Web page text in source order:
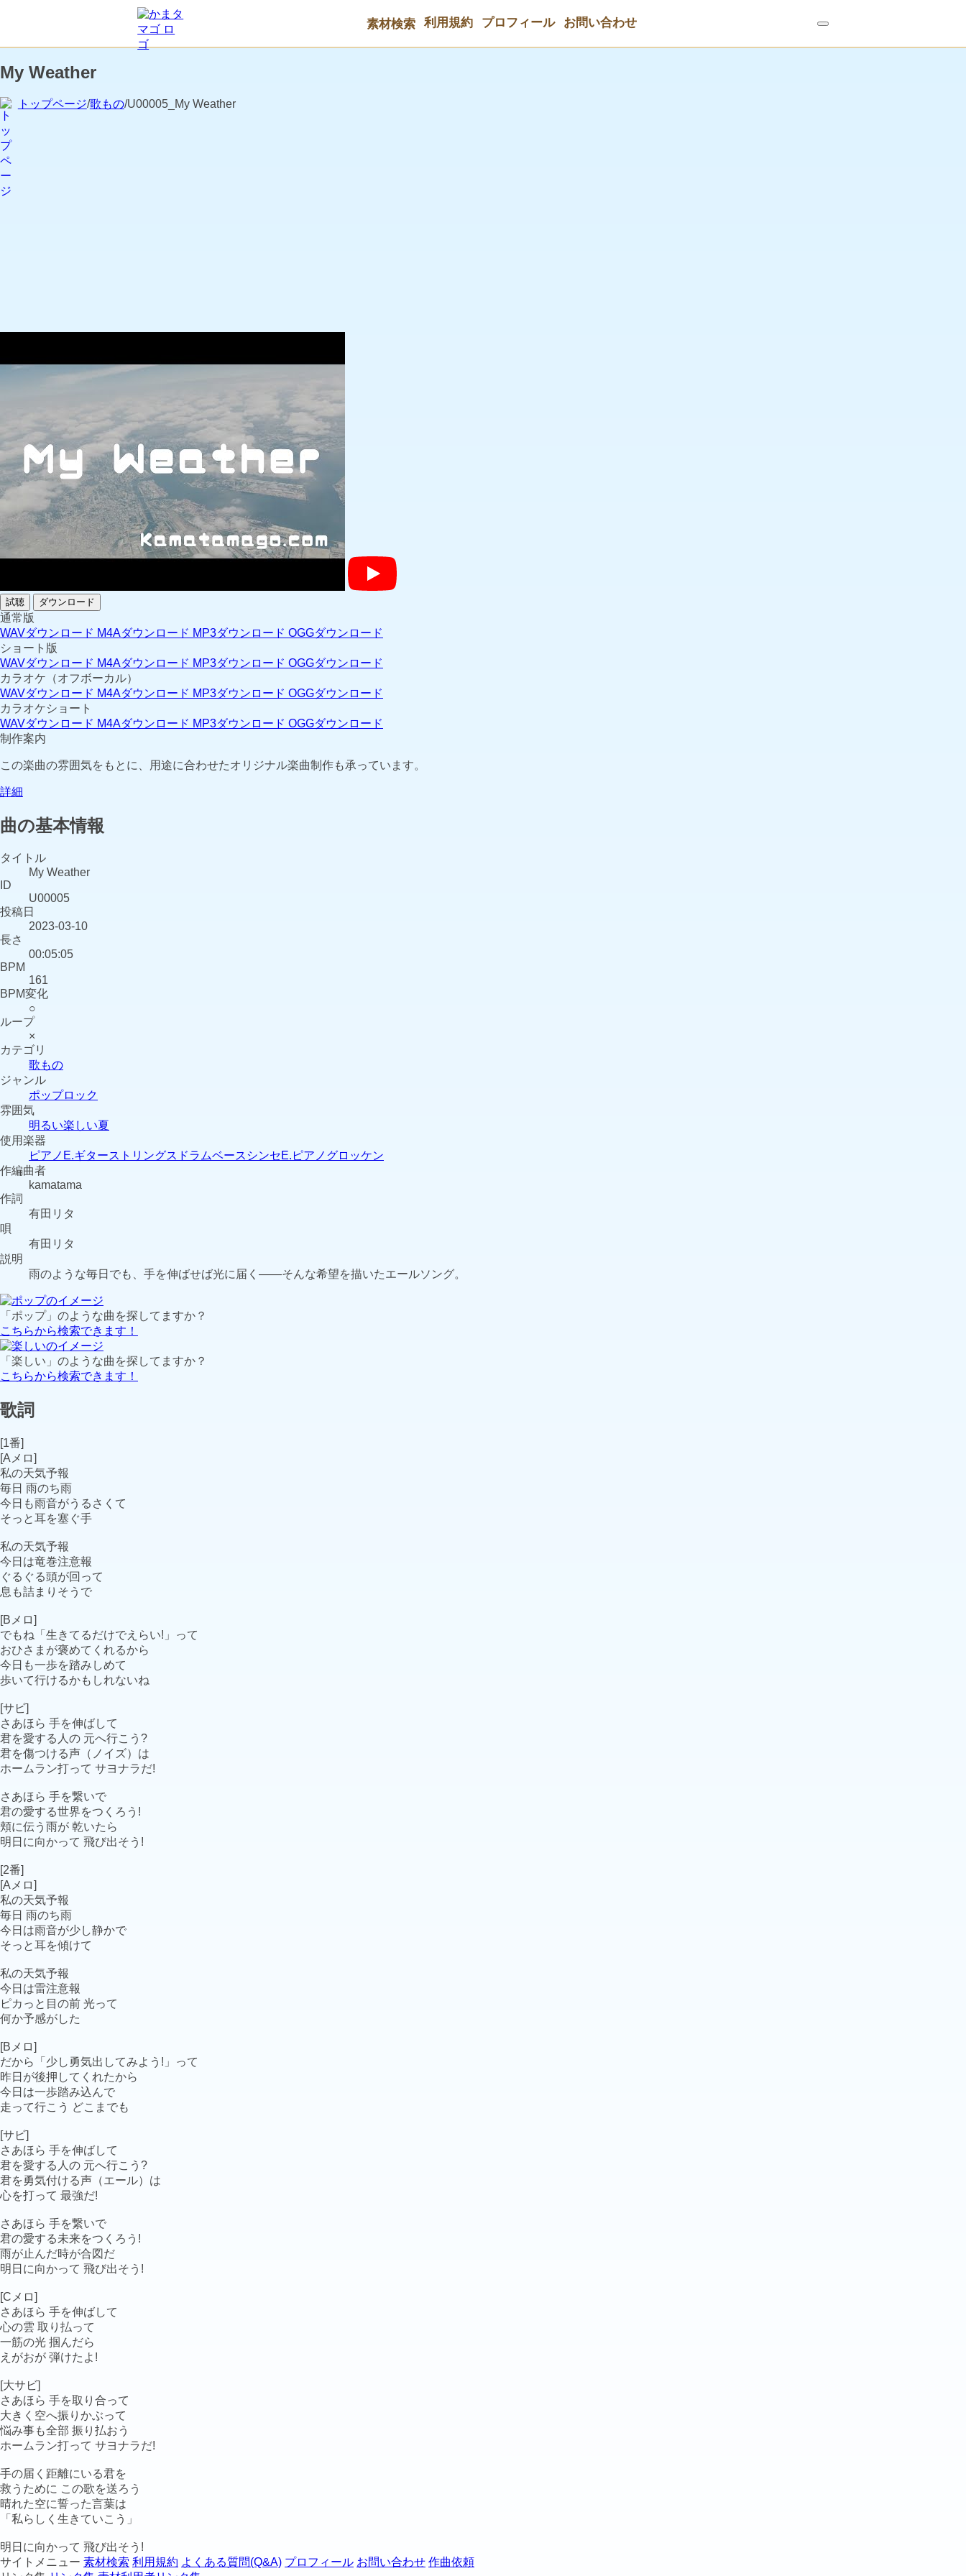
素材検索 利用規約 プロフィール お問い合わせ
My Weather
トップページ/歌もの/U00005_My Weather
試聴 ダウンロード
通常版
WAVダウンロード M4Aダウンロード MP3ダウンロード OGGダウンロード
ショート版
WAVダウンロード M4Aダウンロード MP3ダウンロード OGGダウンロード
カラオケ（オフボーカル）
WAVダウンロード M4Aダウンロード MP3ダウンロード OGGダウンロード
カラオケショート
WAVダウンロード M4Aダウンロード MP3ダウンロード OGGダウンロード
制作案内
この楽曲の雰囲気をもとに、用途に合わせたオリジナル楽曲制作も承っています。
詳細
曲の基本情報
タイトル
My Weather
ID
U00005
投稿日
2023-03-10
長さ
00:05:05
BPM
161
BPM変化
○
ループ
×
カテゴリ
歌もの
ジャンル
ポップロック
雰囲気
明るい楽しい夏
使用楽器
ピアノ E.ギターストリングス ドラムベース シンセE.ピアノ グロッケン
作編曲者
kamatama
作詞
有田リタ
唄
有田リタ
説明
雨のような毎日でも、手を伸ばせば光に届く——そんな希望を描いたエールソング。
「ポップ」のような曲を探してますか？
こちらから検索できます！
「楽しい」のような曲を探してますか？
こちらから検索できます！
歌詞
[1番]
[Aメロ]
私の天気予報
毎日 雨のち雨
今日も雨音がうるさくて
そっと耳を塞ぐ手
私の天気予報
今日は竜巻注意報
ぐるぐる頭が回って
息も詰まりそうで
[Bメロ]
でもね「生きてるだけでえらい!」って
おひさまが褒めてくれるから
今日も一歩を踏みしめて
歩いて行けるかもしれないね
[サビ]
さあほら 手を伸ばして
君を愛する人の 元へ行こう?
君を傷つける声（ノイズ）は
ホームラン打って サヨナラだ!
さあほら 手を繋いで
君の愛する世界をつくろう!
頬に伝う雨が 乾いたら
明日に向かって 飛び出そう!
[2番]
[Aメロ]
私の天気予報
毎日 雨のち雨
今日は雨音が少し静かで
そっと耳を傾けて
私の天気予報
今日は雷注意報
ピカっと目の前 光って
何か予感がした
[Bメロ]
だから「少し勇気出してみよう!」って
昨日が後押してくれたから
今日は一歩踏み込んで
走って行こう どこまでも
[サビ]
さあほら 手を伸ばして
君を愛する人の 元へ行こう?
君を勇気付ける声（エール）は
心を打って 最強だ!
さあほら 手を繋いで
君の愛する未来をつくろう!
雨が止んだ時が合図だ
明日に向かって 飛び出そう!
[Cメロ]
さあほら 手を伸ばして
心の雲 取り払って
一筋の光 掴んだら
えがおが 弾けたよ!
[大サビ]
さあほら 手を取り合って
大きく空へ振りかぶって
悩み事も全部 振り払おう
ホームラン打って サヨナラだ!
手の届く距離にいる君を
救うために この歌を送ろう
晴れた空に誓った言葉は
「私らしく生きていこう」
明日に向かって 飛び出そう!
サイトメニュー 素材検索 利用規約 よくある質問(Q&A) プロフィール お問い合わせ 作曲依頼